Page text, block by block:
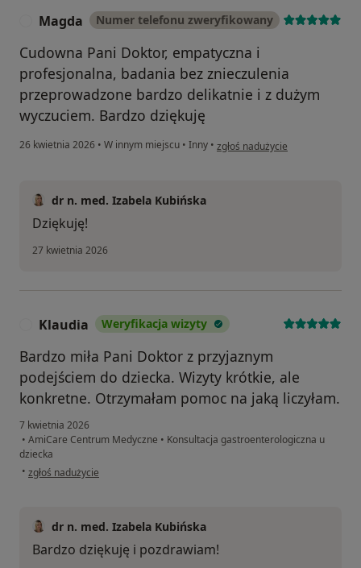
Magda Numer telefonu zweryfikowany
Cudowna Pani Doktor, empatyczna i
profesjonalna, badania bez znieczulenia
przeprowadzone bardzo delikatnie i z dużym
wyczuciem. Bardzo dziękuję
26 kwietnia 2026 • W innym miejscu • Inny • w opinii użytkownika Magda
zgłoś nadużycie
dr n. med. Izabela Kubińska
Dziękuję!
27 kwietnia 2026
Klaudia Weryfikacja wizyty
Bardzo miła Pani Doktor z przyjaznym
podejściem do dziecka. Wizyty krótkie, ale
konkretne. Otrzymałam pomoc na jaką liczyłam.
7 kwietnia 2026
• AmiCare Centrum Medyczne • Konsultacja gastroenterologiczna u
dziecka
• w opinii użytkownika Klaudia
zgłoś nadużycie
dr n. med. Izabela Kubińska
Bardzo dziękuję i pozdrawiam!